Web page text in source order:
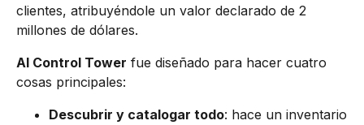
clientes, atribuyéndole un valor declarado de 2
millones de dólares.
AI Control Tower fue diseñado para hacer cuatro
cosas principales:
Descubrir y catalogar todo: hace un inventario